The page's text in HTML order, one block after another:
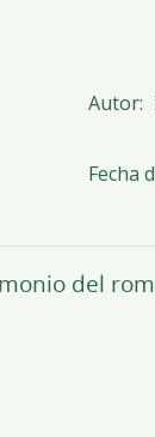
Autor
Fecha
del